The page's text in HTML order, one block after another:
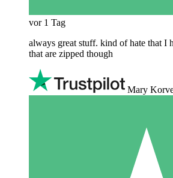
vor 1 Tag
always great stuff. kind of hate that I
that are zipped though
Mary